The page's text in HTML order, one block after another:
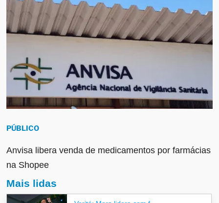
PÚBLICO
Anvisa libera venda de medicamentos por farmácias
na Shopee
Mais lidas